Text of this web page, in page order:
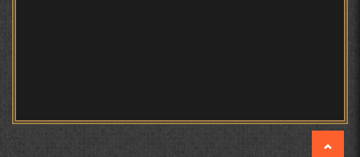
МОҲИЯТИ ИҶТИМОИИ ТАСВИР ДАР ШЕЪРИ ҚУТБӢ